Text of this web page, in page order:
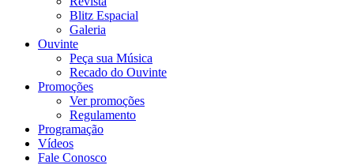
Blitz Espacial
Galeria
Ouvinte
Peça sua Música
Recado do Ouvinte
Promoções
Ver promoções
Regulamento
Programação
Vídeos
Fale Conosco